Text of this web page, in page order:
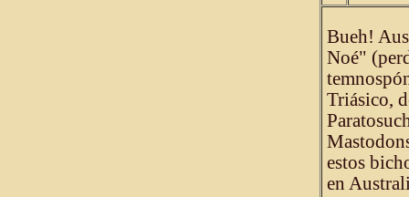
Bueh!
Noé"
Triásico,
estos
en